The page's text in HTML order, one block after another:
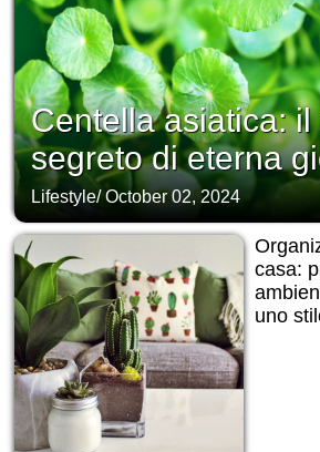
Centella asiatica: il
segreto di eterna
Lifestyle/October 02, 2024
casa:
uno